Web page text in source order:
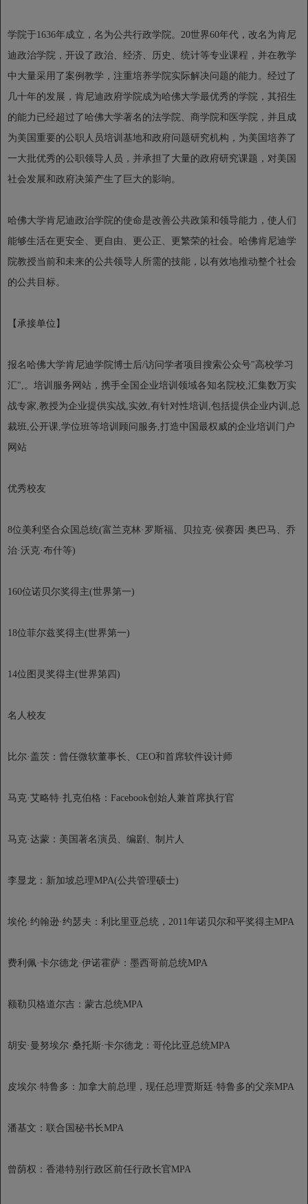
学院于1636年成立，名为公共行政学院。20世界60年代，改名为肯尼
迪政治学院，开设了政治、经济、历史、统计等专业课程，并在教学
中大量采用了案例教学，注重培养学院实际解决问题的能力。经过了
几十年的发展，肯尼迪政府学院成为哈佛大学最优秀的学院，其招生
的能力已经超过了哈佛大学著名的法学院、商学院和医学院，并且成
为美国重要的公职人员培训基地和政府问题研究机构，为美国培养了
一大批优秀的公职领导人员，并承担了大量的政府研究课题，对美国
社会发展和政府决策产生了巨大的影响。
哈佛大学肯尼迪政治学院的使命是改善公共政策和领导能力，使人们
能够生活在更安全、更自由、更公正、更繁荣的社会。哈佛肯尼迪学
院教授当前和未来的公共领导人所需的技能，以有效地推动整个社会
的公共目标。
【承接单位】
报名哈佛大学肯尼迪学院博士后/访问学者项目搜索公众号"高校学习
汇",。培训服务网站，携手全国企业培训领域各知名院校,汇集数万实
战专家,教授为企业提供实战,实效,有针对性培训,包括提供企业内训,总
裁班,公开课,学位班等培训顾问服务,打造中国最权威的企业培训门户
网站
优秀校友
8位美利坚合众国总统(富兰克林·罗斯福、贝拉克·侯赛因·奥巴马、乔
治·沃克·布什等)
160位诺贝尔奖得主(世界第一)
18位菲尔兹奖得主(世界第一)
14位图灵奖得主(世界第四)
名人校友
比尔·盖茨：曾任微软董事长、CEO和首席软件设计师
马克·艾略特·扎克伯格：Facebook创始人兼首席执行官
马克·达蒙：美国著名演员、编剧、制片人
李显龙：新加坡总理MPA(公共管理硕士)
埃伦·约翰逊·约瑟夫：利比里亚总统，2011年诺贝尔和平奖得主MPA
费利佩·卡尔德龙·伊诺霍萨：墨西哥前总统MPA
额勒贝格道尔吉：蒙古总统MPA
胡安·曼努埃尔·桑托斯·卡尔德龙：哥伦比亚总统MPA
皮埃尔·特鲁多：加拿大前总理，现任总理贾斯廷·特鲁多的父亲MPA
潘基文：联合国秘书长MPA
曾荫权：香港特别行政区前任行政长官MPA